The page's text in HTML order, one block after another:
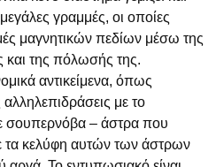
γραμμές, οι οποίες
μαγνητικών πεδίων μέσω της
και της πόλωσής της.
αντικείμενα, όπως
με το
σουπερνόβα – άστρα που
τα κελύφη αυτών των άστρων